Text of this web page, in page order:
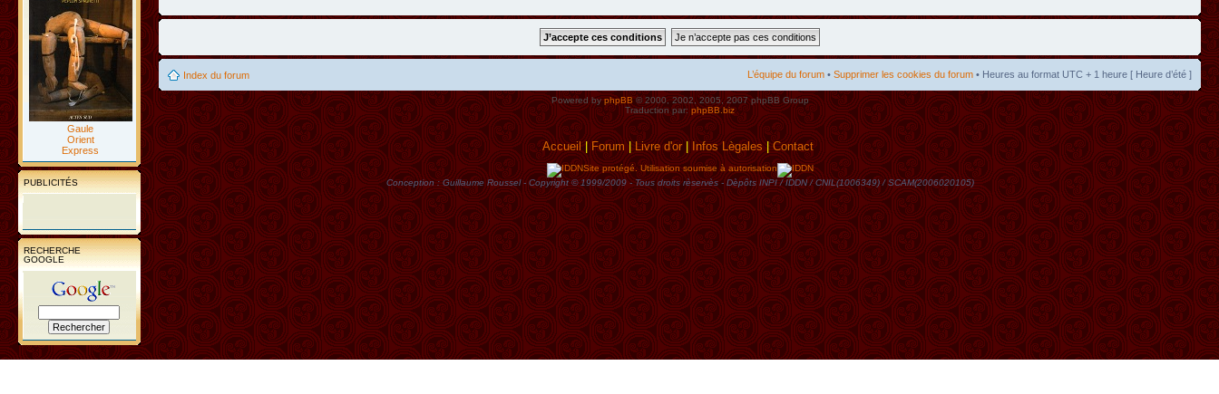
Gaule
Orient
Express
PUBLICITÉS
RECHERCHE
GOOGLE
Index du forum L’équipe du forum • Supprimer les cookies du forum • Heures au format UTC + 1 heure [ Heure d’été ]
Powered byphpBB© 2000, 2002, 2005, 2007 phpBB Group
Traduction par: phpBB.biz
Accueil|Forum|Livre d'or| Infos Lègales|Contact
Site protégé. Utilisation soumise à autorisation
Conception : Guillaume Roussel - Copyright © 1999/2009 - Tous droits rèservès - Dèpôts INPI / IDDN / CNIL(1006349) / SCAM(2006020105)